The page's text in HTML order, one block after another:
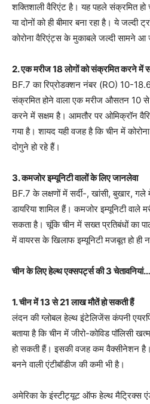
शक्तिशाली वैरिएंट है। यह पहले संक्रमित
या दोनों को ही बीमार बना रहा है। ये जल्दी
कोरोना वैरिएंट्स के मुकाबले जल्दी सामने आ
2. एक मरीज 18 लोगों को संक्रमित करने में
BF.7 का रिप्रोडक्शन नंबर (RO) 10-
संक्रमित होने वाला एक मरीज औसतन 10
करने में सक्षम है। आमतौर पर ओमिक्रॉन
गया है। शायद यही वजह है कि चीन में
दोगुने हो रहे हैं।
3. कमजोर इम्यूनिटी वालों के लिए जानलेवा
BF.7 के लक्षणों में सर्दी-, खांसी, बुखार,
डायरिया शामिल हैं। कमजोर इम्यूनिटी वाले
सकता है। चूंकि चीन में सख्त प्रतिबंधों का
में वायरस के खिलाफ इम्यूनिटी मजबूत हो ही
चीन के लिए हेल्थ एक्सपर्ट्स की 3 चेतावनियां…
1. चीन में 13 से 21 लाख मौतें हो सकती हैं
लंदन की ग्लोबल हेल्थ इंटेलिजेंस कंपनी
बताया है कि चीन में जीरो-कोविड पॉलिसी
हो सकती हैं। इसकी वजह कम वैक्सीनेशन
बनने वाली एंटीबॉडीज की कमी भी है।
अमेरिका के इंस्टीट्यूट ऑफ हेल्थ मैट्रिक्स